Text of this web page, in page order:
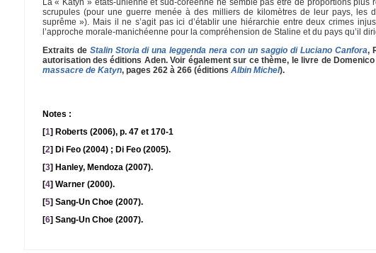
La « Katyn » états-unienne et sud-coréenne ne semble pas être de proportions
scrupules (pour une guerre menée à des milliers de kilomètres de leur pays, les
suprême »). Mais il ne s’agit pas ici d’établir une hiérarchie entre deux crimes
l’approche morale-manichéenne pour la compréhension de Staline et du pays qu’il
Extraits de Stalin Storia di una leggenda nera con un saggio di Luciano Canfora,
autorisation des éditions Aden. Voir également sur ce thème, le livre de
massacre de Katyn, pages 262 à 266 (éditions Albin Michel).
Notes :
[1] Roberts (2006), p. 47 et 170-1
[2] Di Feo (2004) ; Di Feo (2005).
[3] Hanley, Mendoza (2007).
[4] Warner (2000).
[5] Sang-Un Choe (2007).
[6] Sang-Un Choe (2007).